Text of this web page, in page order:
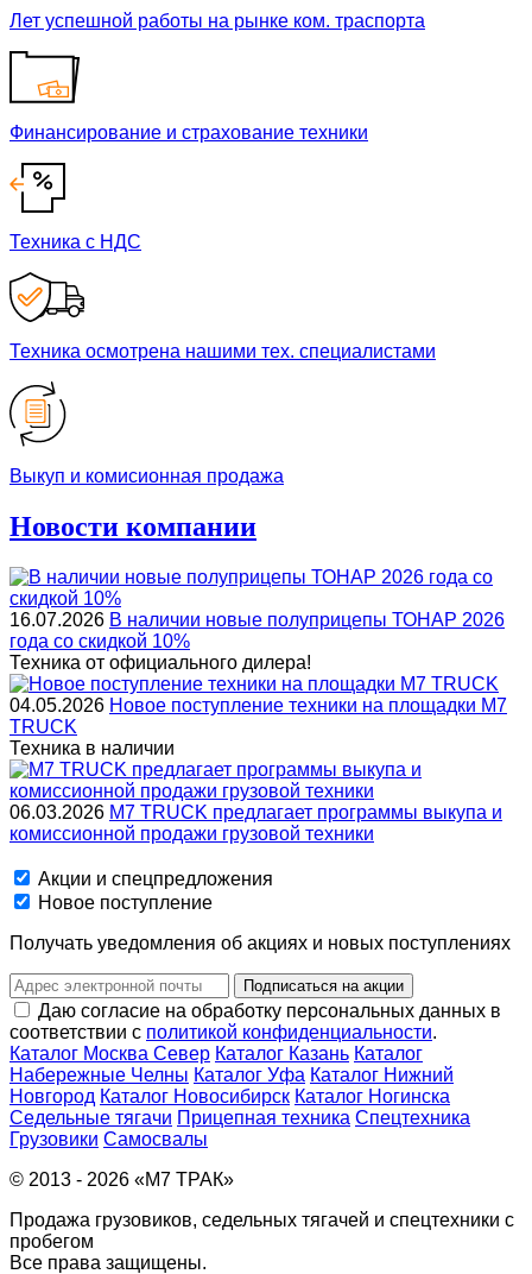
Лет успешной работы на рынке ком. траспорта
Финансирование и страхование техники
Техника с НДС
Техника осмотрена нашими тех. специалистами
Выкуп и комисионная продажа
Новости компании
16.07.2026 В наличии новые полуприцепы ТОНАР 2026
года со скидкой 10%
Техника от официального дилера!
04.05.2026 Новое поступление техники на площадки M7
TRUCK
Техника в наличии
06.03.2026 M7 TRUCK предлагает программы выкупа и
комиссионной продажи грузовой техники
Акции и спецпредложения
Новое поступление
Получать уведомления об акциях и новых поступлениях
Подписаться на акции
Даю согласие на обработку персональных данных в
соответствии с политикой конфиденциальности.
Каталог Москва Север Каталог Казань Каталог
Набережные Челны Каталог Уфа Каталог Нижний
Новгород Каталог Новосибирск Каталог Ногинска
Седельные тягачи Прицепная техника Спецтехника
Грузовики Самосвалы
© 2013 - 2026 «М7 ТРАК»
Продажа грузовиков, седельных тягачей и спецтехники с
пробегом
Все права защищены.